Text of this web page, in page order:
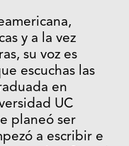
y a la vez
su voz es
escuchas las
en
UC
planeó ser
a escribir e